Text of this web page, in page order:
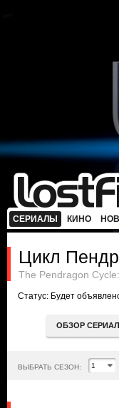
СЕРИАЛЫ КИНО
Цикл
The Pendragon
Статус: Будет
ОБЗОР
ВЫБРАТЬ СЕЗОН: